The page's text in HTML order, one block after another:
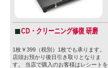
CD・クリーニング修復 研磨
1枚￥399（税別）1枚でも承ります。
店頭お預かり後日引き取りとなりま
す。 当店で購入のお客様はレシートを